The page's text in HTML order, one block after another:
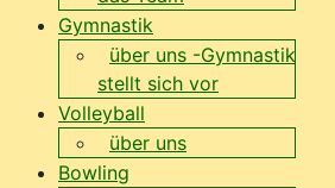
Gymnastik
über uns -Gymnastik
stellt sich vor
Volleyball
über uns
Bowling